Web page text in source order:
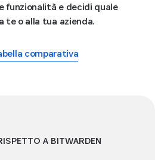
funzionalità e decidi quale
te o alla tua azienda.
comparativa
A BITWARDEN